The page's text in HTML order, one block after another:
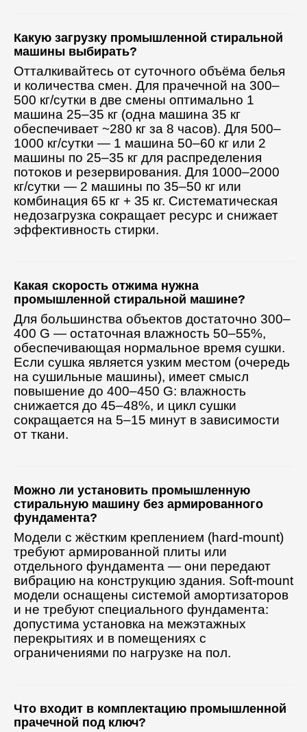
Какую загрузку промышленной стиральной
машины выбирать?
Отталкивайтесь от суточного объёма белья
и количества смен. Для прачечной на 300–
500 кг/сутки в две смены оптимально 1
машина 25–35 кг (одна машина 35 кг
обеспечивает ~280 кг за 8 часов). Для 500–
1000 кг/сутки — 1 машина 50–60 кг или 2
машины по 25–35 кг для распределения
потоков и резервирования. Для 1000–2000
кг/сутки — 2 машины по 35–50 кг или
комбинация 65 кг + 35 кг. Систематическая
недозагрузка сокращает ресурс и снижает
эффективность стирки.
Какая скорость отжима нужна
промышленной стиральной машине?
Для большинства объектов достаточно 300–
400 G — остаточная влажность 50–55%,
обеспечивающая нормальное время сушки.
Если сушка является узким местом (очередь
на сушильные машины), имеет смысл
повышение до 400–450 G: влажность
снижается до 45–48%, и цикл сушки
сокращается на 5–15 минут в зависимости
от ткани.
Можно ли установить промышленную
стиральную машину без армированного
фундамента?
Модели с жёстким креплением (hard-mount)
требуют армированной плиты или
отдельного фундамента — они передают
вибрацию на конструкцию здания. Soft-mount
модели оснащены системой амортизаторов
и не требуют специального фундамента:
допустима установка на межэтажных
перекрытиях и в помещениях с
ограничениями по нагрузке на пол.
Что входит в комплектацию промышленной
прачечной под ключ?